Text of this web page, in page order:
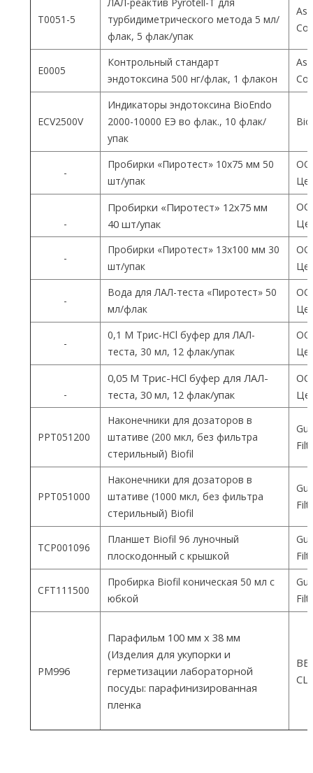
T0051-5
турбидиметрического метода 5 мл/
флак, 5 флак/упак
E0005
Контрольный стандарт
эндотоксина 500 нг/флак, 1 флакон
ECV2500V
Индикаторы эндотоксина BioEndo
2000-10000 ЕЭ во флак., 10 флак/
упак
-
Пробирки «Пиротест» 10х75 мм 50
шт/упак
-
Пробирки «Пиротест» 12х75 мм
40 шт/упак
-
Пробирки «Пиротест» 13х100 мм 30
шт/упак
-
Вода для ЛАЛ-теста «Пиротест» 50
мл/флак
-
0,1 М Трис-HCl буфер для ЛАЛ-
теста, 30 мл, 12 флак/упак
-
0,05 М Трис-HCl буфер для ЛАЛ-
теста, 30 мл, 12 флак/упак
PPT051200
Наконечники для дозаторов в
штативе (200 мкл, без фильтра
стерильный) Biofil
PPT051000
Наконечники для дозаторов в
штативе (1000 мкл, без фильтра
стерильный) Biofil
TCP001096
Планшет Biofil 96 луночный
плоскодонный с крышкой
CFT111500
Пробирка Biofil коническая 50 мл с
юбкой
PM996
Парафильм 100 мм х 38 мм
(Изделия для укупорки и
герметизации лабораторной
посуды: парафинизированная
пленка